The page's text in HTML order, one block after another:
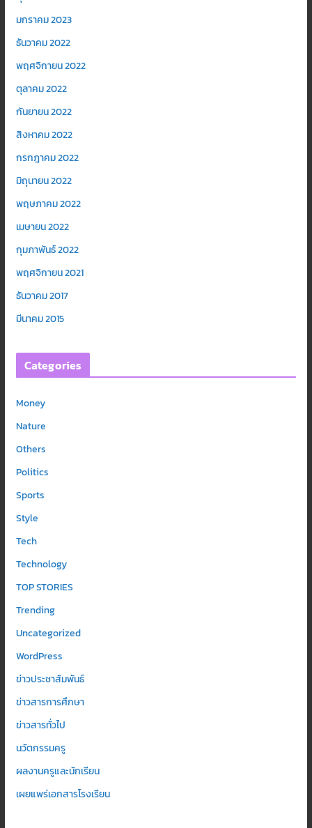
มกราคม 2023
ธันวาคม 2022
พฤศจิกายน 2022
ตุลาคม 2022
กันยายน 2022
สิงหาคม 2022
กรกฎาคม 2022
มิถุนายน 2022
พฤษภาคม 2022
เมษายน 2022
กุมภาพันธ์ 2022
พฤศจิกายน 2021
ธันวาคม 2017
มีนาคม 2015
Categories
Money
Nature
Others
Politics
Sports
Style
Tech
Technology
TOP STORIES
Trending
Uncategorized
WordPress
ข่าวประชาสัมพันธ์
ข่าวสารการศึกษา
ข่าวสารทั่วไป
นวัตกรรมครู
ผลงานครูและนักเรียน
เผยแพร่เอกสารโรงเรียน